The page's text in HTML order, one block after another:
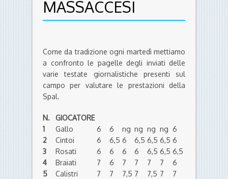
MASSACCESI
Come da tradizione ogni martedì mettiamo
a confronto le pagelle degli inviati delle
varie testate giornalistiche presenti sul
campo per valutare le prestazioni della
Spal.
N.
GIOCATORE
1
Gallo 6 6 ng ng ng ng 6
2
Cintoi 6 6,5 6 6,5 6,5 6,5 6
3
Rosati 6 6 6 6 6,5 6,5 6,5
4
Braiati 7 6 7 7 7 7
6
5
Calistri 7 7 7,5 7 7,5 7
7